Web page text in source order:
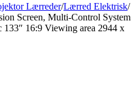
Lærreder/Lærred Elektrisk/
Screen, Multi-Control System
16:9 Viewing area 2944 x